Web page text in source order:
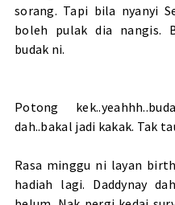
sorang. Tapi bila nyanyi
boleh pulak dia nangis.
budak ni.
Potong
dah..bakal jadi kakak. Tak
Rasa minggu ni layan
hadiah lagi. Daddynay